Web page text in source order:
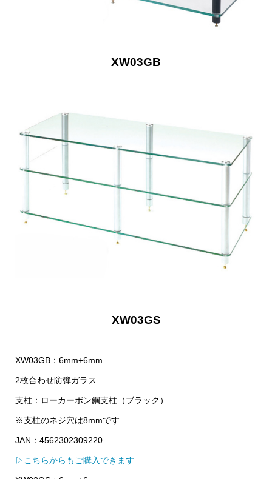
XW03GB
XW03GS
XW03GB：6mm+6mm
2枚合わせ防弾ガラス
支柱：ローカーボン鋼支柱（ブラック）
※支柱のネジ穴は8mmです
JAN：4562302309220
▷こちらからもご購入できます